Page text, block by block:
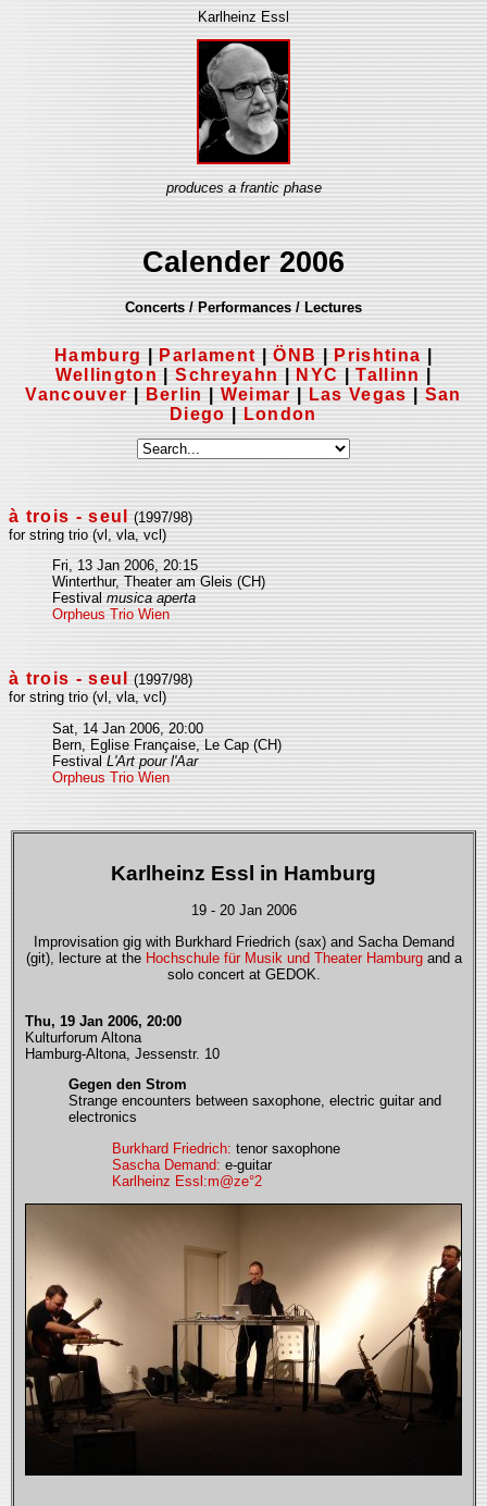
Karlheinz Essl
produces a frantic phase
Calender 2006
Concerts / Performances / Lectures
Hamburg Parlament |ÖNB Prishtina
Wellington
Schreyahn NYC |Tallinn
Vancouver
Berlin Weimar Las Vegas
San
Diego
London
à trois - seul
(1997/98)
for string trio (vl, vla, vcl)
Fri, 13 Jan 2006, 20:15
Winterthur, Theater am Gleis (CH)
Festival musica aperta
Orpheus Trio Wien
à trois - seul
(1997/98)
for string trio (vl, vla, vcl)
Sat, 14 Jan 2006, 20:00
Bern, Eglise Française, Le Cap (CH)
Festival L'Art pour l'Aar
Orpheus Trio Wien
Karlheinz Essl in Hamburg
19 - 20 Jan 2006
Improvisation gig with Burkhard Friedrich (sax) and Sacha Demand
(git), lecture at the Hochschule für Musik und Theater Hamburgand a
solo concert at GEDOK.
Thu, 19 Jan 2006, 20:00
Kulturforum Altona
Hamburg-Altona, Jessenstr. 10
Gegen den Strom
Strange encounters between saxophone, electric guitar and
electronics
Burkhard Friedrich: tenor saxophone
Sascha Demand: e-guitar
Karlheinz Essl:m@ze°2